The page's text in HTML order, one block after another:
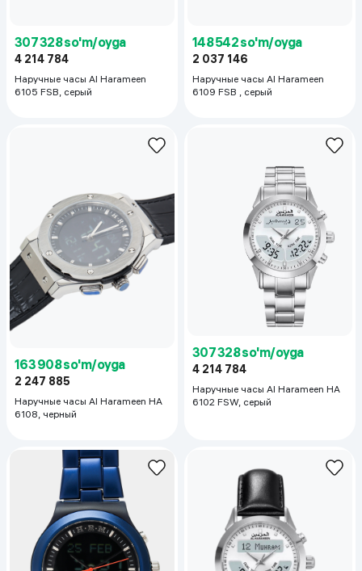
307 328 so'm/oyga
4 214 784
Наручные часы Al Harameen
6105 FSB, серый
148 542 so'm/oyga
2 037 146
Наручные часы Al Harameen
6109 FSB , серый
163 908 so'm/oyga
2 247 885
Наручные часы Al Harameen HA
6108, черный
307 328 so'm/oyga
4 214 784
Наручные часы Al Harameen HA
6102 FSW, серый